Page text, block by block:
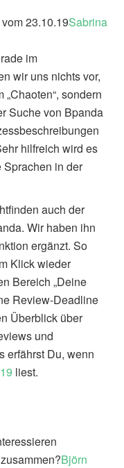
23.10.19Sabrina
im
wir uns nichts vor,
sondern
Suche von Bpanda
hilfreich wird es
Sprachen in der
auch der
Wir haben ihn
ergänzt. So
Klick wieder
Bereich „Deine
Review-Deadline
Überblick über
und
erfährst Du, wenn
liest.
Björn